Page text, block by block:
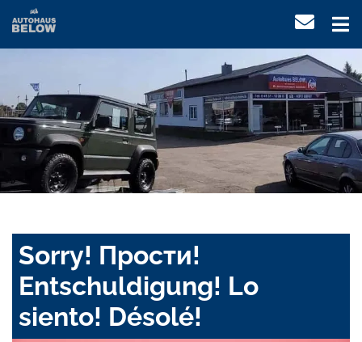
Sorry! Прости!
Entschuldigung! Lo
siento! Désolé!